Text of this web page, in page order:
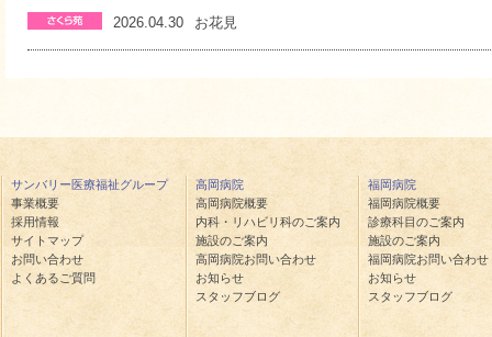
2026.04.30 お花見
サンバリー医療福祉グループ
事業概要
採用情報
サイトマップ
お問い合わせ
よくあるご質問
高岡病院
高岡病院概要
内科・リハビリ科のご案内
施設のご案内
高岡病院お問い合わせ
お知らせ
スタッフブログ
福岡病院
福岡病院概要
診療科目のご案内
施設のご案内
福岡病院お問い合わせ
お知らせ
スタッフブログ